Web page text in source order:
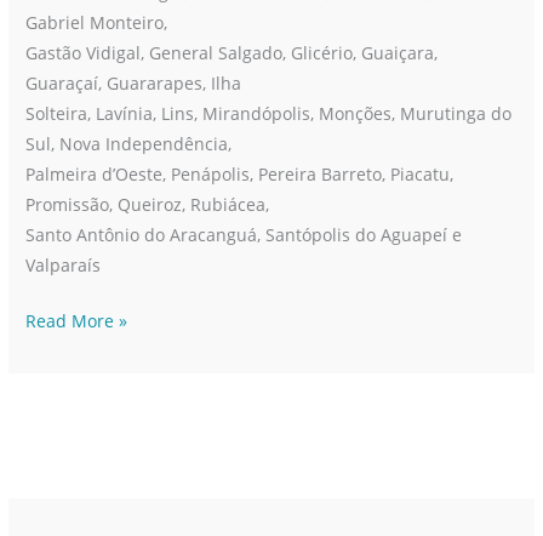
Gabriel Monteiro,
Gastão Vidigal, General Salgado, Glicério, Guaiçara,
Guaraçaí, Guararapes, Ilha
Solteira, Lavínia, Lins, Mirandópolis, Monções, Murutinga do
Sul, Nova Independência,
Palmeira d’Oeste, Penápolis, Pereira Barreto, Piacatu,
Promissão, Queiroz, Rubiácea,
Santo Antônio do Aracanguá, Santópolis do Aguapeí e
Valparaís
Read More »